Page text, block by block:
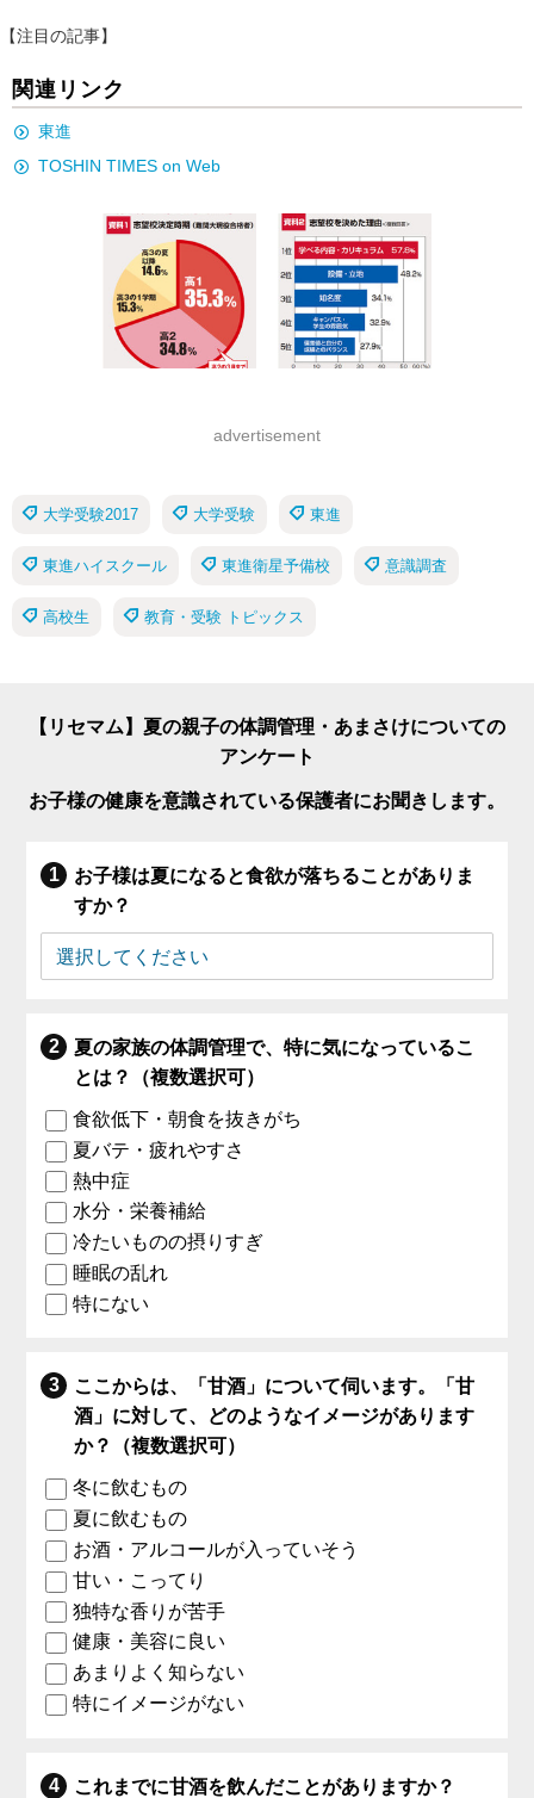
【注目の記事】
関連リンク
東進
TOSHIN TIMES on Web
advertisement
大学受験2017 大学受験 東進
東進ハイスクール 東進衛星予備校 意識調査
高校生 教育・受験 トピックス
【リセマム】夏の親子の体調管理・あまさけについての
アンケート
お子様の健康を意識されている保護者にお聞きします。
お子様は夏になると食欲が落ちることがありま
すか？
夏の家族の体調管理で、特に気になっているこ
とは？（複数選択可）
食欲低下・朝食を抜きがち
夏バテ・疲れやすさ
熱中症
水分・栄養補給
冷たいものの摂りすぎ
睡眠の乱れ
特にない
ここからは、「甘酒」について伺います。「甘
酒」に対して、どのようなイメージがあります
か？（複数選択可）
冬に飲むもの
夏に飲むもの
お酒・アルコールが入っていそう
甘い・こってり
独特な香りが苦手
健康・美容に良い
あまりよく知らない
特にイメージがない
これまでに甘酒を飲んだことがありますか？